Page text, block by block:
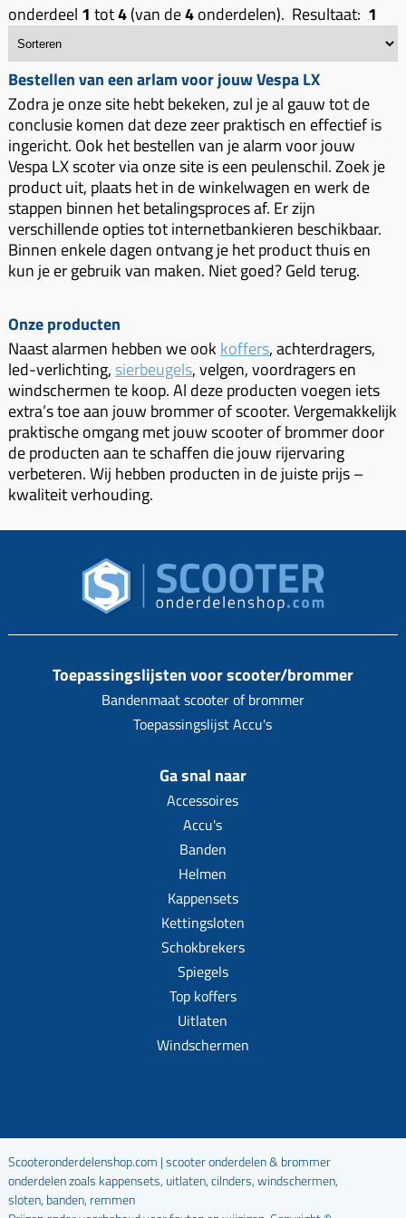
Radiateur (delen)
Waterpomp (delen)
V-snaren
Variorolsets
Pulley
Variateur (delen)
Variokit
Zuigers
Origineel zuigers
Tomos opvoeren (kits)
Koppeling compleet
Koppeling trekveer
Ketting / tandwiel
Remsegmenten
Remklauw (delen)
Remschijven
Voorrem kabel
Voorvork
Wiel (delen)
Zadel
Standaard
Kickstart (delen)
Voordragers
Windschermen
Accessoires overig
Zadel
Gereedschap
Speednut
onderdeel 1 tot4(van de4onderdelen). Resultaat: 1
Bestellen van een arlam voor jouw Vespa LX
Zodra je onze site hebt bekeken, zul je al gauw tot de
conclusie komen dat deze zeer praktisch en effectief is
ingericht. Ook het bestellen van je alarm voor jouw
Vespa LX scoter via onze site is een peulenschil. Zoek je
product uit, plaats het in de winkelwagen en werk de
stappen binnen het betalingsproces af. Er zijn
verschillende opties tot internetbankieren beschikbaar.
Binnen enkele dagen ontvang je het product thuis en
kun je er gebruik van maken. Niet goed? Geld terug.
Onze producten
Naast alarmen hebben we ook koffers, achterdragers,
led-verlichting, sierbeugels, velgen, voordragers en
windschermen te koop. Al deze producten voegen iets
extra’s toe aan jouw brommer of scooter. Vergemakkelijk
praktische omgang met jouw scooter of brommer door
de producten aan te schaffen die jouw rijervaring
verbeteren. Wij hebben producten in de juiste prijs –
kwaliteit verhouding.
Toepassingslijsten voor scooter/brommer
Bandenmaat scooter of brommer
Toepassingslijst Accu's
Ga snal naar
Accessoires
Accu's
Banden
Helmen
Kappensets
Kettingsloten
Schokbrekers
Spiegels
Top koffers
Uitlaten
Windschermen
Scooteronderdelenshop.com | scooter onderdelen & brommer
onderdelen zoals kappensets, uitlaten, cilnders, windschermen,
sloten, banden, remmen